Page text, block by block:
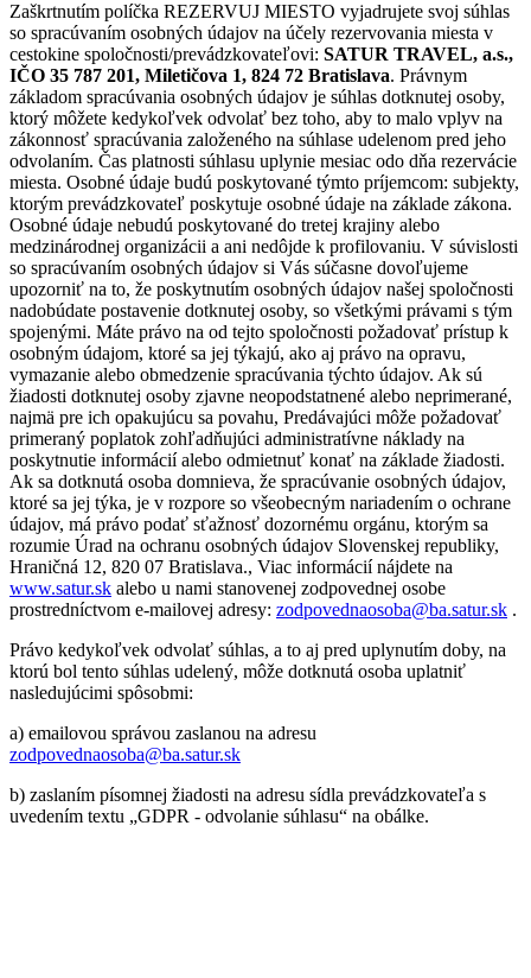
Zaškrtnutím políčka REZERVUJ MIESTO vyjadrujete svoj súhlas
so spracúvaním osobných údajov na účely rezervovania miesta v
cestokine spoločnosti/prevádzkovateľovi: SATUR TRAVEL, a.s.,
IČO 35 787 201, Miletičova 1, 824 72 Bratislava. Právnym
základom spracúvania osobných údajov je súhlas dotknutej osoby,
ktorý môžete kedykoľvek odvolať bez toho, aby to malo vplyv na
zákonnosť spracúvania založeného na súhlase udelenom pred jeho
odvolaním. Čas platnosti súhlasu uplynie mesiac odo dňa rezervácie
miesta. Osobné údaje budú poskytované týmto príjemcom: subjekty,
ktorým prevádzkovateľ poskytuje osobné údaje na základe zákona.
Osobné údaje nebudú poskytované do tretej krajiny alebo
medzinárodnej organizácii a ani nedôjde k profilovaniu. V súvislosti
so spracúvaním osobných údajov si Vás súčasne dovoľujeme
upozorniť na to, že poskytnutím osobných údajov našej spoločnosti
nadobúdate postavenie dotknutej osoby, so všetkými právami s tým
spojenými. Máte právo na od tejto spoločnosti požadovať prístup k
osobným údajom, ktoré sa jej týkajú, ako aj právo na opravu,
vymazanie alebo obmedzenie spracúvania týchto údajov. Ak sú
žiadosti dotknutej osoby zjavne neopodstatnené alebo neprimerané,
najmä pre ich opakujúcu sa povahu, Predávajúci môže požadovať
primeraný poplatok zohľadňujúci administratívne náklady na
poskytnutie informácií alebo odmietnuť konať na základe žiadosti.
Ak sa dotknutá osoba domnieva, že spracúvanie osobných údajov,
ktoré sa jej týka, je v rozpore so všeobecným nariadením o ochrane
údajov, má právo podať sťažnosť dozornému orgánu, ktorým sa
rozumie Úrad na ochranu osobných údajov Slovenskej republiky,
Hraničná 12, 820 07 Bratislava., Viac informácií nájdete na
www.satur.sk alebo u nami stanovenej zodpovednej osobe
prostredníctvom e-mailovej adresy: zodpovednaosoba@ba.satur.sk .
Právo kedykoľvek odvolať súhlas, a to aj pred uplynutím doby, na
ktorú bol tento súhlas udelený, môže dotknutá osoba uplatniť
nasledujúcimi spôsobmi:
a) emailovou správou zaslanou na adresu
zodpovednaosoba@ba.satur.sk
b) zaslaním písomnej žiadosti na adresu sídla prevádzkovateľa s
uvedením textu „GDPR - odvolanie súhlasu“ na obálke.